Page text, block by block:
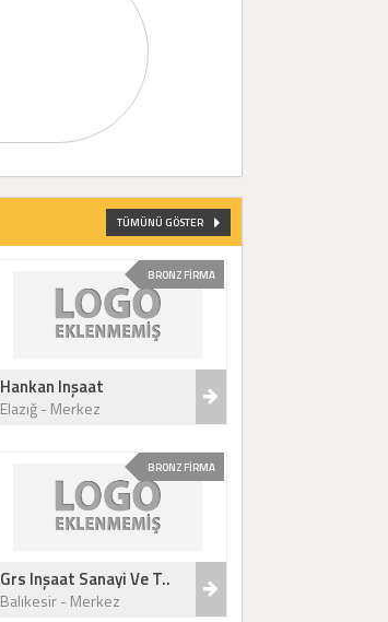
TÜMÜNÜ GÖSTER
BRONZ FİRMA
Hankan Inşaat
Elazığ - Merkez
BRONZ FİRMA
Grs Inşaat Sanayi Ve T..
Balıkesir - Merkez